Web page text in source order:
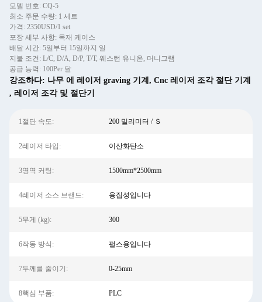
모델 번호: CQ-5
최소 주문 수량: 1 세트
가격: 2350USD/1 set
포장 세부 사항: 목재 케이스
배달 시간: 5일부터 15일까지 일
지불 조건: L/C, D/A, D/P, T/T, 웨스턴 유니온, 머니그램
공급 능력: 100Per 달
강조하다: 나무 에 레이저 graving 기계 , Cnc 레이저 조각 절단 기계
, 레이저 조각 및 절단기
1절단 속도: 200 밀리미터 / Ｓ
2레이저 타입: 이산화탄소
3영역 커팅: 1500mm*2500mm
4레이저 소스 브랜드: 응집성입니다
5무게 (kg): 300
6작동 방식: 펄스용입니다
7두께를 줄이기: 0-25mm
8핵심 부품: PLC